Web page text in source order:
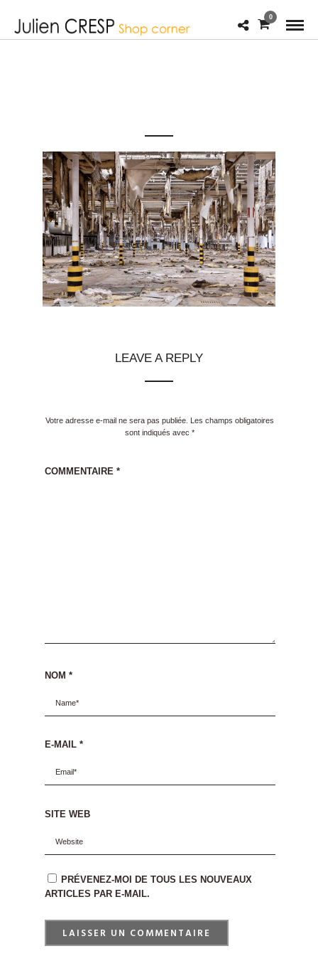
0
LEAVE A REPLY
Votre adresse e-mail ne sera pas publiée. Les champs obligatoires
sont indiqués avec*
COMMENTAIRE *
NOM *
E-MAIL *
SITE WEB
PRÉVENEZ-MOI DE TOUS LES NOUVEAUX
ARTICLES PAR E-MAIL.